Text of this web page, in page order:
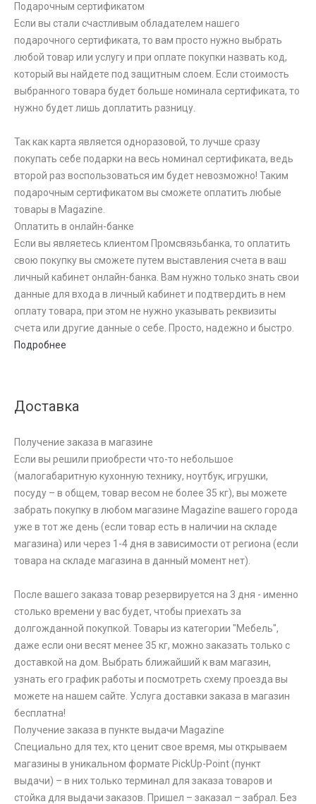
Подарочным сертификатом
Если вы стали счастливым обладателем нашего
подарочного сертификата, то вам просто нужно выбрать
любой товар или услугу и при оплате покупки назвать код,
который вы найдете под защитным слоем. Если стоимость
выбранного товара будет больше номинала сертификата, то
нужно будет лишь доплатить разницу.
Так как карта является одноразовой, то лучше сразу
покупать себе подарки на весь номинал сертификата, ведь
второй раз воспользоваться им будет невозможно! Таким
подарочным сертификатом вы сможете оплатить любые
товары в Magazine.
Оплатить в онлайн-банке
Если вы являетесь клиентом Промсвязьбанка, то оплатить
свою покупку вы сможете путем выставления счета в ваш
личный кабинет онлайн-банка. Вам нужно только знать свои
данные для входа в личный кабинет и подтвердить в нем
оплату товара, при этом не нужно указывать реквизиты
счета или другие данные о себе. Просто, надежно и быстро.
Подробнее
Доставка
Получение заказа в магазине
Если вы решили приобрести что-то небольшое
(малогабаритную кухонную технику, ноутбук, игрушки,
посуду – в общем, товар весом не более 35 кг), вы можете
забрать покупку в любом магазине Magazine вашего города
уже в тот же день (если товар есть в наличии на складе
магазина) или через 1-4 дня в зависимости от региона (если
товара на складе магазина в данный момент нет).
После вашего заказа товар резервируется на 3 дня - именно
столько времени у вас будет, чтобы приехать за
долгожданной покупкой. Товары из категории "Мебель",
даже если они весят менее 35 кг, можно заказать только с
доставкой на дом. Выбрать ближайший к вам магазин,
узнать его график работы и посмотреть схему проезда вы
можете на нашем сайте. Услуга доставки заказа в магазин
бесплатна!
Получение заказа в пункте выдачи Magazine
Специально для тех, кто ценит свое время, мы открываем
магазины в уникальном формате PickUp-Point (пункт
выдачи) – в них только терминал для заказа товаров и
стойка для выдачи заказов. Пришел – заказал – забрал. Без